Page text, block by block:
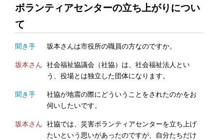
ボランティアセンターの立ち上がりについ
て
聞き手
坂本さんは市役所の職員の方なのですか。
坂本さん 社会福祉協議会（社協）は、社会福祉法人とい
う、役場とは独立した団体になります。
聞き手
社協が地震の際にどういうことをされたのかをお
伺いしたいです。
坂本さん 社協では、災害ボランティアセンターを立ち上げ
たいという思いがあったのですが、自分たちだけ